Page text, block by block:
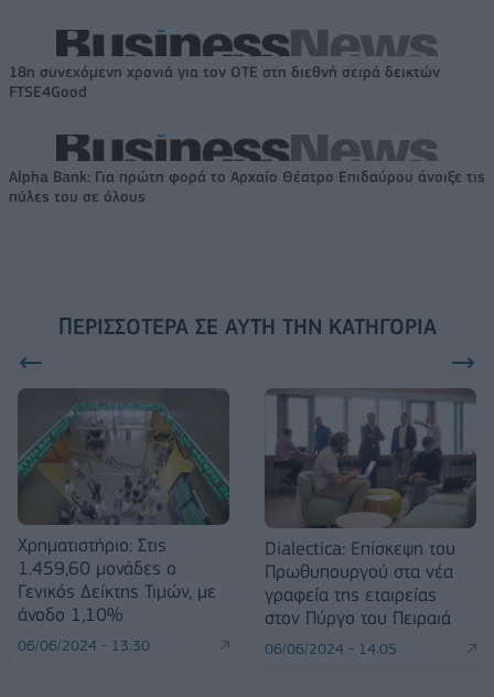
18η συνεχόμενη χρονιά για τον ΟΤΕ στη διεθνή σειρά δεικτών
FTSE4Good
Alpha Bank: Για πρώτη φορά το Αρχαίο Θέατρο Επιδαύρου άνοιξε τις
πύλες του σε όλους
ΠΕΡΙΣΣΌΤΕΡΑ ΣΕ ΑΥΤΉ ΤΗΝ ΚΑΤΗΓΟΡΊΑ
Χρηματιστήριο: Στις
1.459,60 μονάδες ο
Γενικός Δείκτης Τιμών, με
άνοδο 1,10%
06/06/2024 - 13:30
Dialectica: Επίσκεψη του
Πρωθυπουργού στα νέα
γραφεία της εταιρείας
στον Πύργο του Πειραιά
06/06/2024 - 14:05